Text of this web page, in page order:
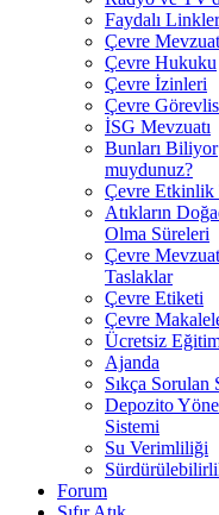
Faydalı Linkler
Çevre
Çevre Hukuku
Çevre İzinleri
Çevre
İSG Mevzuatı
Bunları Biliyor
muydunuz?
Çevre Etkinlik
Atıkların
Olma Süreleri
Çevre
Taslaklar
Çevre Etiketi
Çevre
Ücretsiz
Ajanda
Sıkça Sorulan
Depozito
Sistemi
Su Verimliliği
Forum